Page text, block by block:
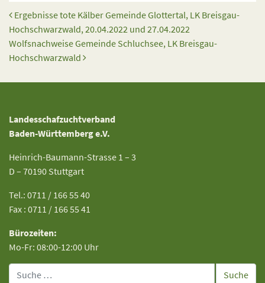
Beitrags-Navigation
Ergebnisse tote Kälber Gemeinde Glottertal, LK Breisgau-
Hochschwarzwald, 20.04.2022 und 27.04.2022
Wolfsnachweise Gemeinde Schluchsee, LK Breisgau-
Hochschwarzwald
Landesschafzuchtverband
Baden-Württemberg e.V.
Heinrich-Baumann-Strasse 1 – 3
D – 70190 Stuttgart
Tel.: 0711 / 166 55 40
Fax : 0711 / 166 55 41
Bürozeiten:
Mo-Fr: 08:00-12:00 Uhr
Suche